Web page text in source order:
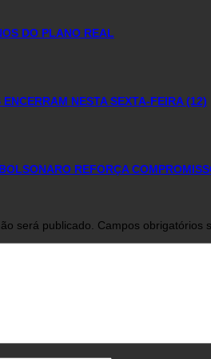
DO PLANO REAL
NESTA SEXTA-FEIRA (12)
REFORÇA
será publicado. Campos obrigatórios